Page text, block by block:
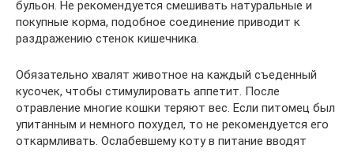
бульон. Не рекомендуется смешивать натуральные и
покупные корма, подобное соединение приводит к
раздражению стенок кишечника.
Обязательно хвалят животное на каждый съеденный
кусочек, чтобы стимулировать аппетит. После
отравление многие кошки теряют вес. Если питомец был
упитанным и немного похудел, то не рекомендуется его
откармливать. Ослабевшему коту в питание вводят